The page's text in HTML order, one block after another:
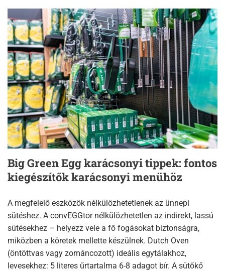
Big Green Egg karácsonyi tippek: fontos
kiegészítők karácsonyi menühöz
A megfelelő eszközök nélkülözhetetlenek az ünnepi
sütéshez. A convEGGtor nélkülözhetetlen az indirekt, lassú
sütésekhez – helyezz vele a fő fogásokat biztonságra,
miközben a köretek mellette készülnek. Dutch Oven
(öntöttvas vagy zománcozott) ideális egytálakhoz,
levesekhez: 5 literes űrtartalma 6-8 adagot bír. A sütőkő